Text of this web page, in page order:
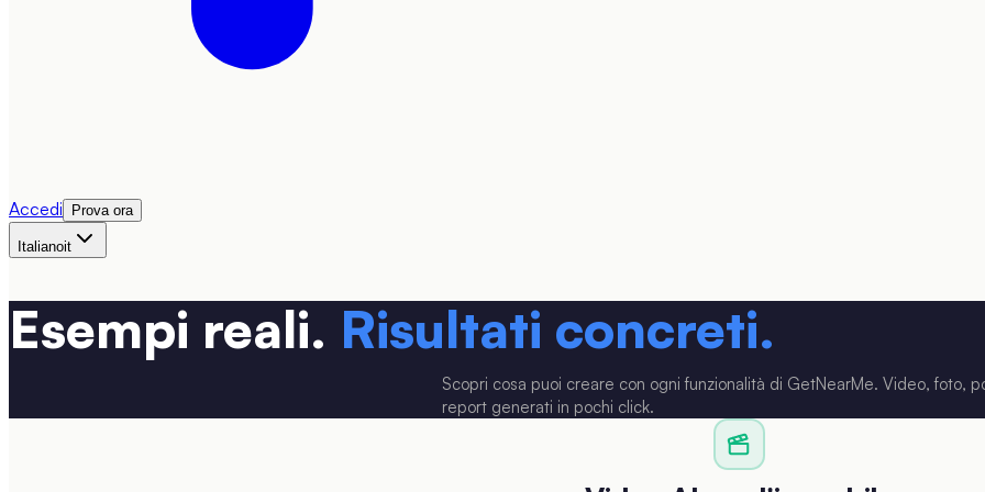
Accedi Prova ora
Italianoit
Esempi reali. Risultati concreti.
Scopri cosa puoi creare con ogni funzionalità di GetNearMe. Video, foto,
report generati in pochi click.